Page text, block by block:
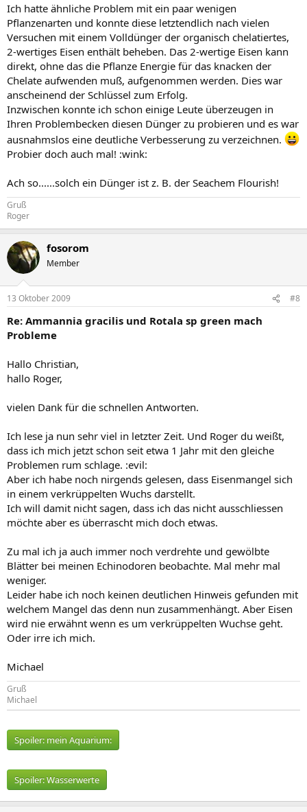
Ich hatte ähnliche Problem mit ein paar wenigen
Pflanzenarten und konnte diese letztendlich nach vielen
Versuchen mit einem Volldünger der organisch chelatiertes,
2-wertiges Eisen enthält beheben. Das 2-wertige Eisen kann
direkt, ohne das die Pflanze Energie für das knacken der
Chelate aufwenden muß, aufgenommen werden. Dies war
anscheinend der Schlüssel zum Erfolg.
Inzwischen konnte ich schon einige Leute überzeugen in
Ihren Problembecken diesen Dünger zu probieren und es war
ausnahmslos eine deutliche Verbesserung zu verzeichnen.
Probier doch auch mal! :wink:
Ach so......solch ein Dünger ist z. B. der Seachem Flourish!
Gruß
Roger
fosorom
Member
13 Oktober 2009 #8
Re: Ammannia gracilis und Rotala sp green mach
Probleme
Hallo Christian,
hallo Roger,
vielen Dank für die schnellen Antworten.
Ich lese ja nun sehr viel in letzter Zeit. Und Roger du weißt,
dass ich mich jetzt schon seit etwa 1 Jahr mit den gleiche
Problemen rum schlage. :evil:
Aber ich habe noch nirgends gelesen, dass Eisenmangel sich
in einem verkrüppelten Wuchs darstellt.
Ich will damit nicht sagen, dass ich das nicht ausschliessen
möchte aber es überrascht mich doch etwas.
Zu mal ich ja auch immer noch verdrehte und gewölbte
Blätter bei meinen Echinodoren beobachte. Mal mehr mal
weniger.
Leider habe ich noch keinen deutlichen Hinweis gefunden mit
welchem Mangel das denn nun zusammenhängt. Aber Eisen
wird nie erwähnt wenn es um verkrüppelten Wuchse geht.
Oder irre ich mich.
Michael
Gruß
Michael
Spoiler: mein Aquarium:
Spoiler:Wasserwerte